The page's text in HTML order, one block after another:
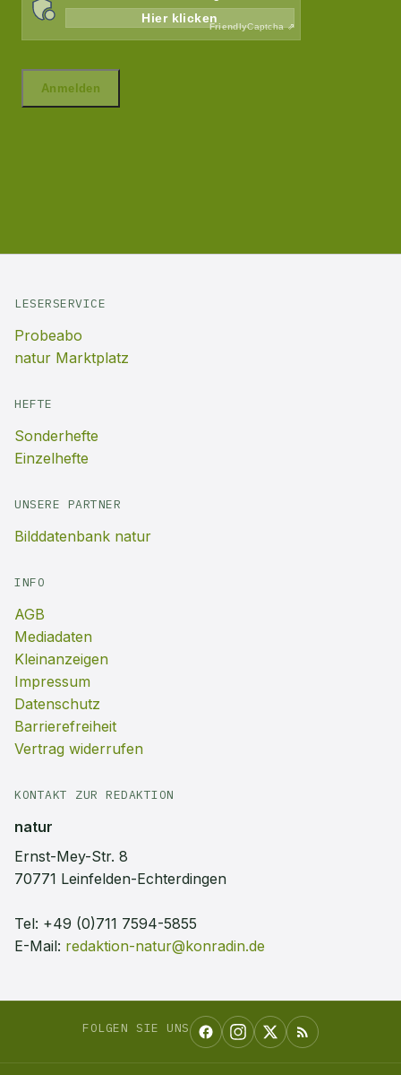
LESERSERVICE
Probeabo
natur Marktplatz
HEFTE
Sonderhefte
Einzelhefte
UNSERE PARTNER
Bilddatenbank natur
INFO
AGB
Mediadaten
Kleinanzeigen
Impressum
Datenschutz
Barrierefreiheit
Vertrag widerrufen
KONTAKT ZUR REDAKTION
natur
Ernst-Mey-Str. 8
70771 Leinfelden-Echterdingen
Tel: +49 (0)711 7594-5855
E-Mail: redaktion-natur@konradin.de
FOLGEN SIE UNS